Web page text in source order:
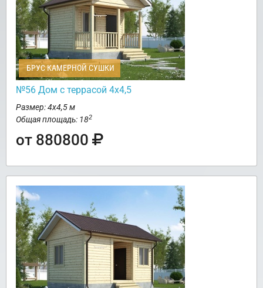
БРУС КАМЕРНОЙ СУШКИ
№56 Дом с террасой 4х4,5
Размер: 4х4,5 м
Общая площадь: 182
от 880800